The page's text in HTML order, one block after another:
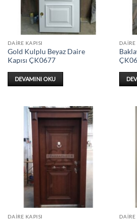
DAIRE KAPISI
Gold Kulplu Beyaz Daire
Kapısı ÇK0677
DEVAMINI OKU
DAIRE
DAIRE KAPISI DAIRE